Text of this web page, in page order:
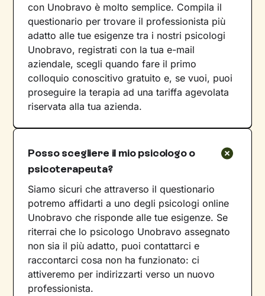
con Unobravo è molto semplice. Compila il
questionario per trovare il professionista più
adatto alle tue esigenze tra i nostri psicologi
Unobravo, registrati con la tua e-mail
aziendale, scegli quando fare il primo
colloquio conoscitivo gratuito e, se vuoi, puoi
proseguire la terapia ad una tariffa agevolata
riservata alla tua azienda.
Posso scegliere il mio psicologo o
psicoterapeuta?
Siamo sicuri che attraverso il questionario
potremo affidarti a uno degli psicologi online
Unobravo che risponde alle tue esigenze. Se
riterrai che lo psicologo Unobravo assegnato
non sia il più adatto, puoi contattarci e
raccontarci cosa non ha funzionato: ci
attiveremo per indirizzarti verso un nuovo
professionista.